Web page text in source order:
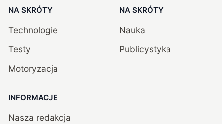
NA SKRÓTY
Technologie
Testy
Motoryzacja
NA SKRÓTY
Nauka
Publicystyka
INFORMACJE
Nasza redakcja